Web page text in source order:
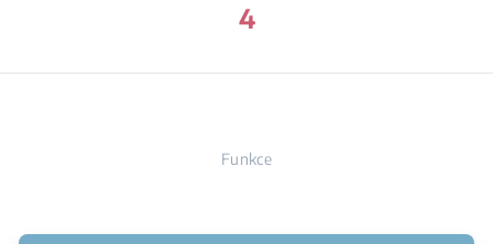
4
Funkce